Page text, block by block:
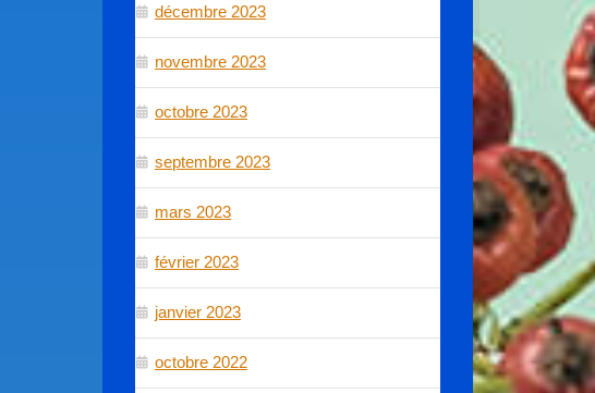
décembre 2023
novembre 2023
octobre 2023
septembre 2023
mars 2023
février 2023
janvier 2023
octobre 2022